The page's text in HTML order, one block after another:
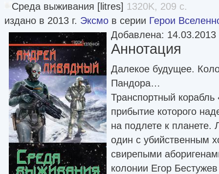
Среда выживания [litres] 1320K, 209 с.
издано в 2013 г. Эксмо в серии Герои
Добавлена: 14.03.2013
Аннотация
Далекое будущее.
Пандора…
Транспортный
прибытие которого
на подлете к планете.
один с убийственным
свирепыми
колонии Егор